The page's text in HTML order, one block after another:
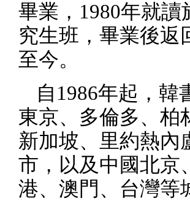
畢業， 1980年就讀
究生班，畢業後返
至今。
自 1986年起，韓
東京、多倫多、柏
新加坡、里約熱內
市，以及中國北京
港、澳門、台灣等